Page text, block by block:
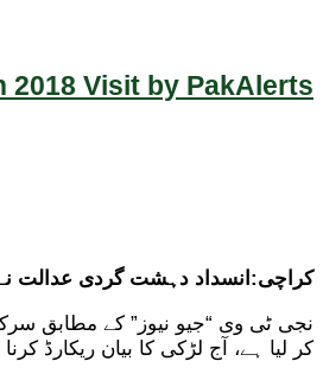
2018 Visit by PakAlerts
کراچی:انسداد دہشت گردی عدالت نے
نجی ٹی وی “جیو نیوز” کے مطابق
کر لیا ہے، آج لڑکی کا بیان ریکارڈ کرنا ہے، گواہان کے 164 کے